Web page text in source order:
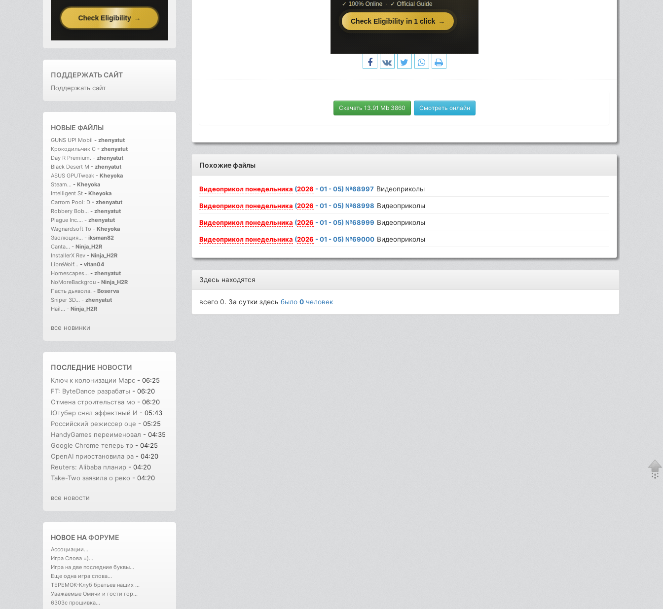
ПОДДЕРЖАТЬ САЙТ
Поддержать сайт
НОВЫЕ ФАЙЛЫ
GUNS UP! Mobil - zhenyatut
Крокодильчик С - zhenyatut
Day R Premium. - zhenyatut
Black Desert M - zhenyatut
ASUS GPUTweak - Kheyoka
Steam... - Kheyoka
Intelligent St - Kheyoka
Carrom Pool: D - zhenyatut
Robbery Bob... - zhenyatut
Plague Inc.... - zhenyatut
Wagnardsoft To - Kheyoka
Эволюция... - iksman82
Canta... - Ninja_H2R
InstallerX Rev - Ninja_H2R
LibreWolf... - vitan04
Homescapes... - zhenyatut
NoMoreBackgrou - Ninja_H2R
Пасть дьявола. - Boserva
Sniper 3D... - zhenyatut
Hail... - Ninja_H2R
все новинки
ПОСЛЕДНИЕ НОВОСТИ
Ключ к колонизации Марс - 06:25
FT: ByteDance разрабаты - 06:20
Отмена строительства мо - 06:20
Ютубер снял эффектный И - 05:43
Российский режиссер оце - 05:25
HandyGames переименовал - 04:35
Google Chrome теперь тр - 04:25
OpenAI приостановила ра - 04:20
Reuters: Alibaba планир - 04:20
Take-Two заявила о реко - 04:20
все новости
НОВОЕ НАФОРУМЕ
Ассоциации...
Игра Слова =)...
Игра на две последние буквы...
Еще одна игра слова...
ТЕРЕМОК-Клуб братьев наших ...
Уважаемые Омичи и гости гор...
6303с прошивка...
Скачать 13.91 Mb 3860 Смотреть онлайн
Похожие файлы
Видеоприколпонедельника (2026 - 01 - 05) №68997 Видеоприколы
Видеоприколпонедельника (2026 - 01 - 05) №68998 Видеоприколы
Видеоприколпонедельника (2026 - 01 - 05) №68999 Видеоприколы
Видеоприколпонедельника (2026 - 01 - 05) №69000 Видеоприколы
Здесь находятся
всего 0. За сутки здесьбыло0 человек